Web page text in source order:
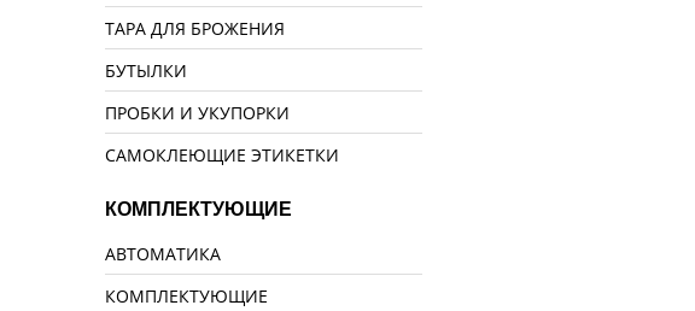
ТАРА ДЛЯ БРОЖЕНИЯ
БУТЫЛКИ
ПРОБКИ И УКУПОРКИ
САМОКЛЕЮЩИЕ ЭТИКЕТКИ
КОМПЛЕКТУЮЩИЕ
АВТОМАТИКА
КОМПЛЕКТУЮЩИЕ